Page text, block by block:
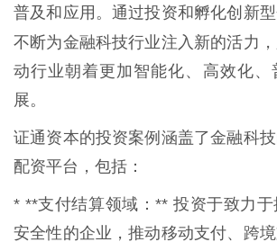
普及和应用。通过投资和孵化创新
不断为金融科技行业注入新的活力，
动行业朝着更加智能化、高效化、
展。
证通资本的投资案例涵盖了金融科
配资平台，包括：
* **支付结算领域：** 投资于致力
安全性的企业，推动移动支付、跨